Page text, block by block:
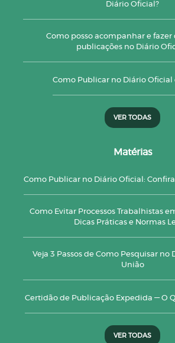
Diário Oficial?
Como posso acompanhar e fazer
publicações no Diário
Como Publicar no Diário Oficial
VER TODAS
Matérias
Como Publicar no Diário Oficial:
Como Evitar Processos Trabalhistas
Dicas Práticas e Normas
Veja 3 Passos de Como Pesquisar no
União
Certidão de Publicação Expedida — O
VER TODAS